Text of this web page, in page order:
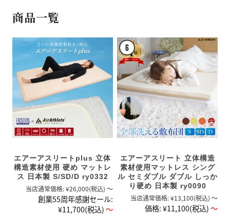
商品一覧
エアーアスリートplus 立体
構造素材使用 硬め マットレ
ス 日本製 S/SD/D ry0332
当店通常価格:¥26,000(税込) ～
創業55周年感謝セール:
¥11,700(税込)～
エアーアスリート 立体構造
素材使用マットレス シング
ル セミダブル ダブル しっか
り硬め 日本製 ry0090
当店通常価格:¥13,100(税込) ～
価格:¥11,100(税込)～